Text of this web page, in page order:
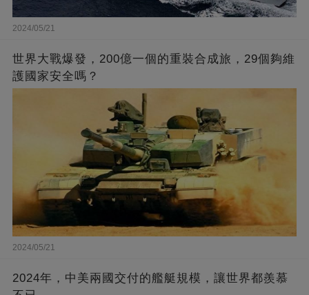
2024/05/21
世界大戰爆發，200億一個的重裝合成旅，29個夠維
護國家安全嗎？
2024/05/21
2024年，中美兩國交付的艦艇規模，讓世界都羨慕